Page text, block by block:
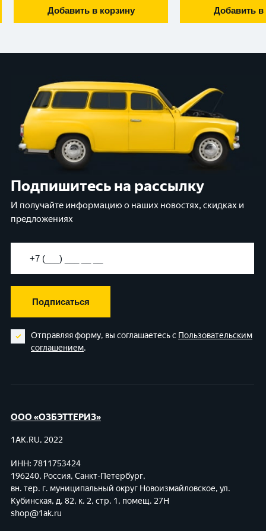
Добавить в корзину Добавить в
Подпишитесь на рассылку
И получайте информацию о наших новостях, скидках и
предложениях
Подписаться
Отправляя форму, вы соглашаетесь с Пользовательским
соглашением.
ООО «ОЗБЭТТЕРИЗ»
1AK.RU, 2022
ИНН: 7811753424
196240, Россия, Санкт-Петербург,
вн. тер. г. муниципальный округ Новоизмайловское, ул.
Кубинская, д. 82, к. 2, стр. 1, помещ. 27Н
shop@1ak.ru